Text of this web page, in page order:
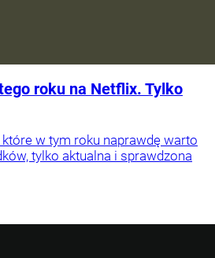
roku na Netflix. Tylko
w tym roku naprawdę warto
tylko aktualna i sprawdzona